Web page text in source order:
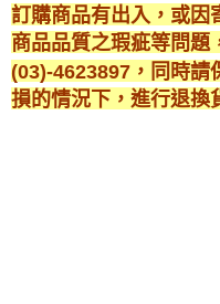
訂購商品有出入，或因
商品品質之瑕疵等問題
(03)-4623897，同時請
損的情況下，進行退換